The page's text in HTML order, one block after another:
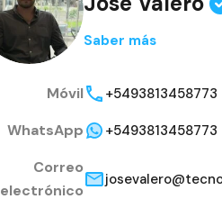
Saber más
Móvil +5493813458773
WhatsApp +5493813458773
Correo
electrónico